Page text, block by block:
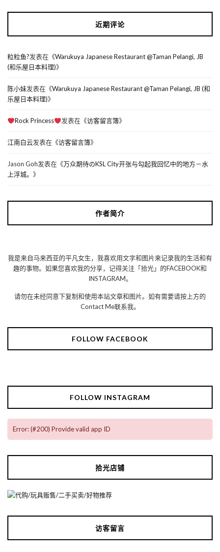
近期评论
粒粒鱼?发表在《Warukuya Japanese Restaurant @Taman Pelangi, JB
(和乐屋日本料理)》
陈小妹发表在《Warukuya Japanese Restaurant @Taman Pelangi, JB (和
乐屋日本料理)》
Rock Princess 发表在《访客留言簿》
江南白云发表在《访客留言簿》
Jason Goh发表在《万众期待のKSL City开张与勾起我回忆中的地方－水
上浮城。 》
作者简介
我是来自马来西亚的平凡女生，我喜欢用文字和图片来记录我的生活和有
趣的事物。如果您喜欢我的分享，记得关注「拾光」的FACEBOOK和
INSTAGRAM。
请勿在未经同意下复制和使用本站文章和图片。如有需要请按上方的
Contact Me联系我。
FOLLOW FACEBOOK
FOLLOW INSTAGRAM
Error: (#200) Provide valid app ID
拾光店铺
访客留言